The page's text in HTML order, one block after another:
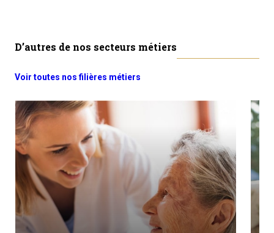
D’autres de nos secteurs métiers
Voir toutes nos filières métiers